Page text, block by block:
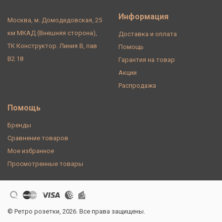
Москва, м. Домодедовская, 25
км МКАД (Внешняя сторона),
ТК Конструктор. Линия В, пав
В2.18
Информация
Доставка и оплата
Помощь
Гарантия на товар
Акции
Распродажа
Помощь
Бренды
Сравнение товаров
Мое избранное
Просмотренные товары
© Ретро розетки, 2026. Все права защищены.